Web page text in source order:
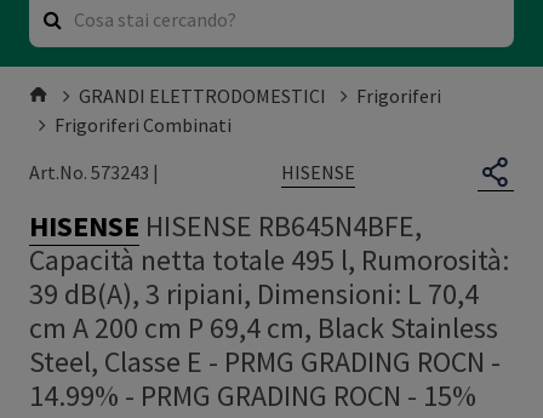
GRANDI ELETTRODOMESTICI
Frigoriferi
Frigoriferi Combinati
Art.No. 573243 |
HISENSE
HISENSE HISENSE RB645N4BFE,
Capacità netta totale 495 l, Rumorosità:
39 dB(A), 3 ripiani, Dimensioni: L 70,4
cm A 200 cm P 69,4 cm, Black Stainless
Steel, Classe E - PRMG GRADING ROCN -
14.99% - PRMG GRADING ROCN - 15%